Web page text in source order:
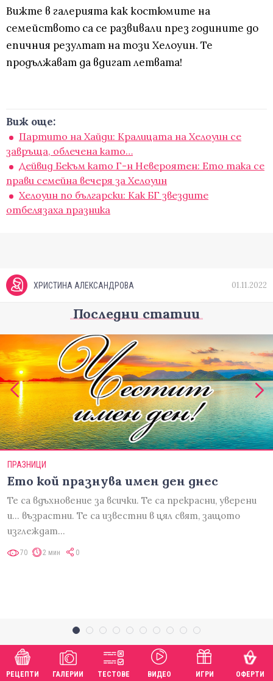
Вижте в галерията как костюмите на
семейството са се развивали през годините до
епичния резултат на този Хелоуин. Те
продължават да вдигат летвата!
Виж още:
Партито на Хайди: Кралицата на Хелоуин се
завръща, облечена като…
Дейвид Бекъм като Г-н Невероятен: Ето така се
прави семейна вечеря за Хелоуин
Хелоуин по български: Как БГ звездите
отбелязаха празника
ХРИСТИНА АЛЕКСАНДРОВА 01.11.2022
Последни статии
ПРАЗНИЦИ
Ето кой празнува имен ден днес
Те са вдъхновение за всички. Те са прекрасни, уверени
и... възрастни. Те са известни в цял свят, защото
изглеждат…
70 2 мин 0
РЕЦЕПТИ ГАЛЕРИИ ТЕСТОВЕ ВИДЕО ИГРИ ОФЕРТИ